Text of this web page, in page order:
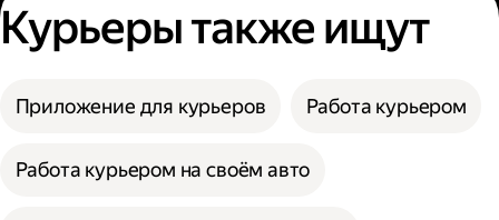
Курьеры также ищут
Приложение для курьеров Работа курьером
Работа курьером на своём авто